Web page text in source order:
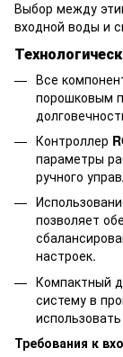
Выбор между
входной воды и
Все
порошковым
Контроллер
параметры
ручного
позволяет
настроек.
Компактный
систему в
Требования к